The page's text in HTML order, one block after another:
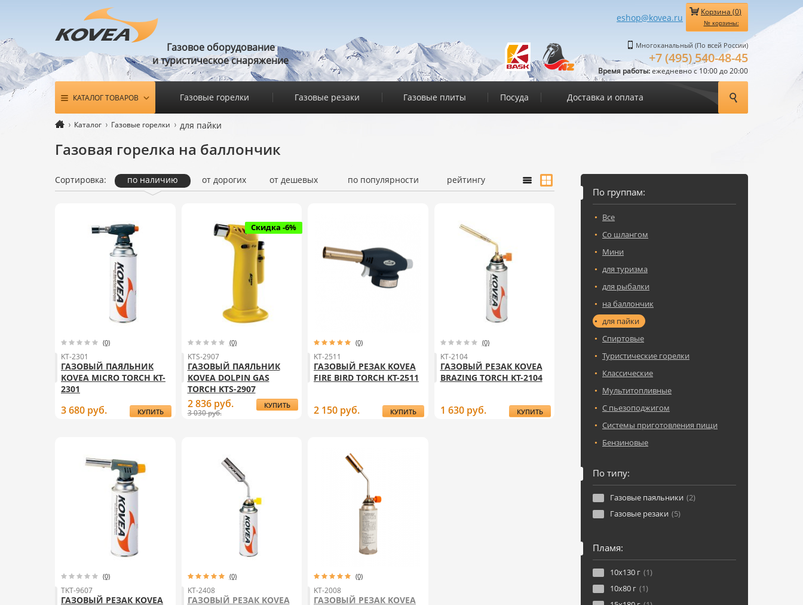
eshop@kovea.ru
Корзина (0)
№ корзины:
Газовое оборудование
и туристическое снаряжение
Многоканальный (По всей России)
+7 (495) 540-48-45
Время работы:ежедневно с 10:00 до 20:00
КАТАЛОГ ТОВАРОВ Газовые горелки Газовые резаки Газовые плиты Посуда Доставка и оплата
Каталог Газовые горелки для пайки
Газовая горелка на баллончик
По группам:
Все
Со шлангом
Мини
для туризма
для рыбалки
на баллончик
для пайки
Спиртовые
Туристические горелки
Классические
Мультитопливные
С пьезоподжигом
Системы приготовления пищи
Бензиновые
По типу:
Газовые паяльники (2)
Газовые резаки (5)
Пламя:
10x130 г (1)
10x80 г (1)
Сортировка: по наличию от дорогих от дешевых по популярности рейтингу
(0)
KT-2301
ГАЗОВЫЙ ПАЯЛЬНИК
KOVEA MICRO TORCH KT-
2301
3 680 руб.
КУПИТЬ
TORCH
KT-2301
Скидка -6%
(0)
KTS-2907
ГАЗОВЫЙ ПАЯЛЬНИК
KOVEA DOLPIN GAS
TORCH KTS-2907
2 836 руб.
КУПИТЬ
3 030 руб.
(0)
KT-2511
ГАЗОВЫЙ РЕЗАК KOVEA
FIRE BIRD TORCH KT-2511
2 150 руб.
КУПИТЬ
(0)
KT-2104
ГАЗОВЫЙ РЕЗАК KOVEA
BRAZING TORCH KT-2104
1 630 руб.
КУПИТЬ
(0)
TKT-9607
ГАЗОВЫЙ РЕЗАК KOVEA
(0)
KT-2408
ГАЗОВЫЙ РЕЗАК KOVEA
(0)
KT-2008
ГАЗОВЫЙ РЕЗАК KOVEA